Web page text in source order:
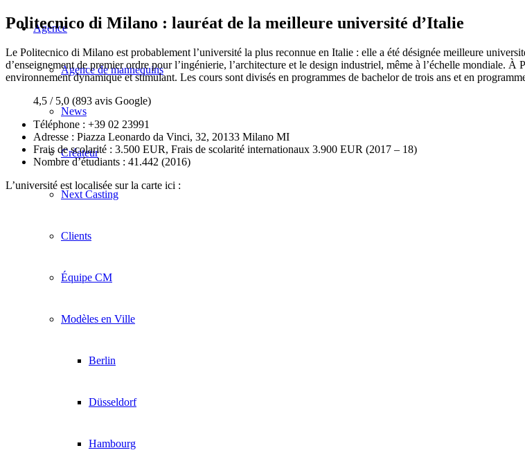
Agence
Agence de mannequins
News
Créateur
Next Casting
Clients
Équipe CM
Modèles en Ville
Berlin
Düsseldorf
Hambourg
Politecnico di Milano : lauréat de la meilleure université d’Italie
Le Politecnico di Milano est probablement l’université la plus reconnue en Italie : elle a été désignée meilleure
d’enseignement de premier ordre pour l’ingénierie, l’architecture et le design industriel, même à l’échelle mondiale.
environnement dynamique et stimulant. Les cours sont divisés en programmes de bachelor de trois ans et en
4,5 / 5,0 (893 avis Google)
Téléphone : +39 02 23991
Adresse : Piazza Leonardo da Vinci, 32, 20133 Milano MI
Frais de scolarité : 3.500 EUR, Frais de scolarité internationaux 3.900 EUR (2017 – 18)
Nombre d’étudiants : 41.442 (2016)
L’université est localisée sur la carte ici :